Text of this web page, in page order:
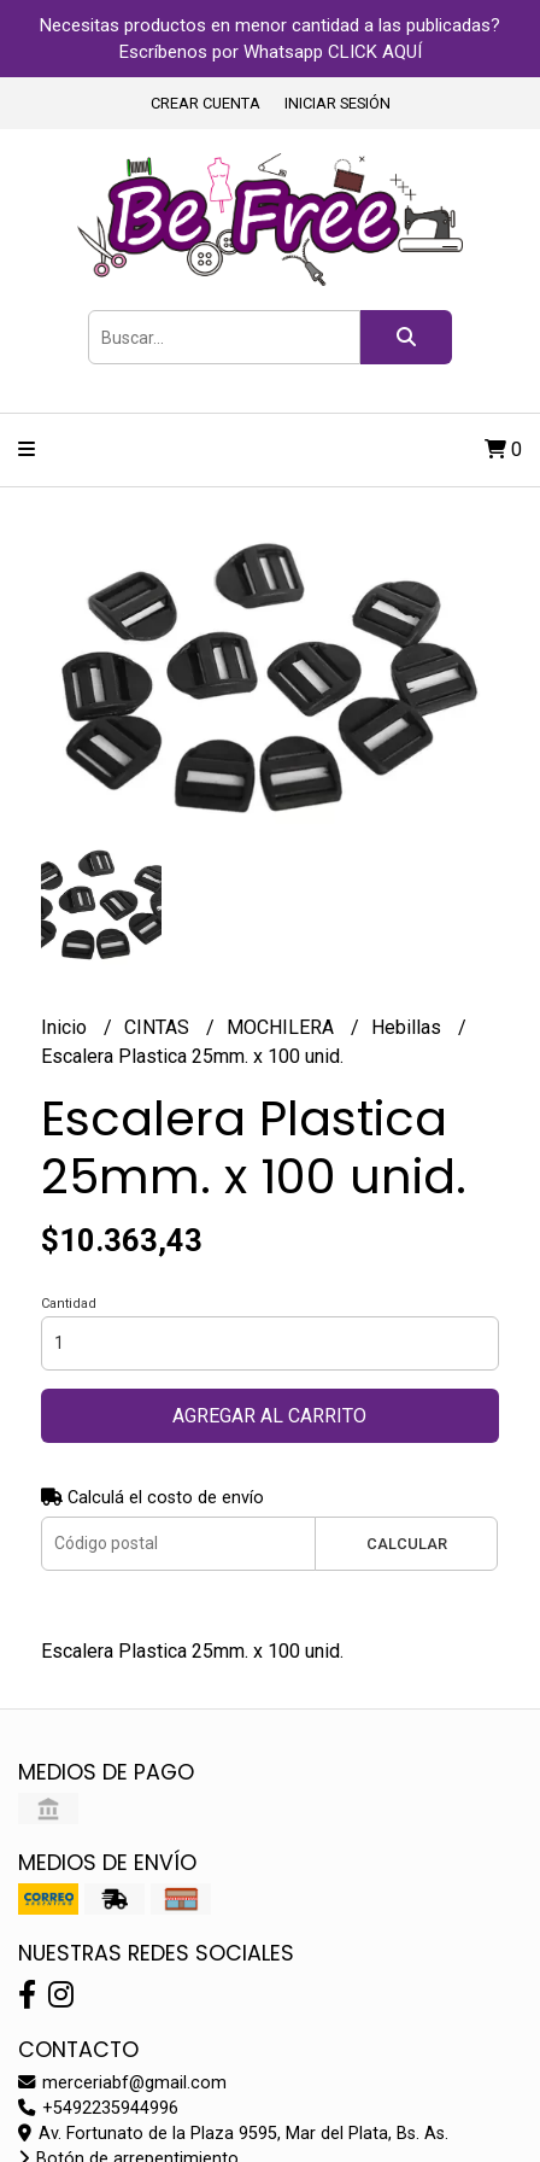
Necesitas productos en menor cantidad a las publicadas?
Escríbenos por Whatsapp CLICK AQUÍ
CREAR CUENTA INICIAR SESIÓN
0
Inicio CINTAS MOCHILERA
Hebillas
Escalera Plastica 25mm. x 100 unid.
Escalera Plastica
25mm. x 100 unid.
$10.363,43
Cantidad
AGREGAR AL CARRITO
Calculá el costo de envío
CALCULAR
Escalera Plastica 25mm. x 100 unid.
MEDIOS DE PAGO
MEDIOS DE ENVÍO
NUESTRAS REDES SOCIALES
CONTACTO
merceriabf@gmail.com
+5492235944996
Av. Fortunato de la Plaza 9595, Mar del Plata, Bs. As.